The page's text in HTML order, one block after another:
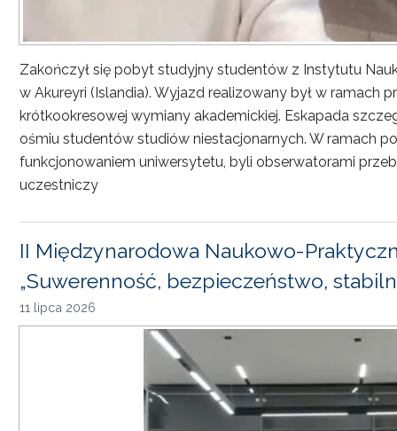
Zakończył się pobyt studyjny studentów z Instytutu
w Akureyri (Islandia). Wyjazd realizowany był w ramach
krótkookresowej wymiany akademickiej. Eskapada
ośmiu studentów studiów niestacjonarnych. W ramach
funkcjonowaniem uniwersytetu, byli obserwatorami
uczestniczy
II Międzynarodowa Naukowo-
„Suwerenność, bezpieczeństwo,
11 lipca 2026